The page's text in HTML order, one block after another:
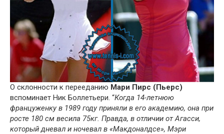
О склонности к перееданию Мари Пирс (Пьерс)
вспоминает Ник Боллетьери. “Когда 14-летнюю
француженку в 1989 году приняли в его академию, она при
росте 180 см весила 75кг. Правда, в отличии от Агасси,
который дневал и ночевал в «Макдоналдсе», Мэри